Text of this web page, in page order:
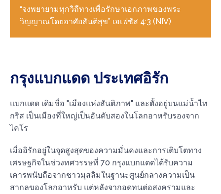
“จงพยายามทุกวิถีทางเพื่อรักษาเอกภาพของพระ
วิญญาณโดยอาศัยสันติสุข” เอเฟซัส 4:3 (NIV)
กรุงแบกแดด ประเทศอิรัก
แบกแดด เดิมชื่อ "เมืองแห่งสันติภาพ" และตั้งอยู่บนแม่น้ำไท
กริส เป็นเมืองที่ใหญ่เป็นอันดับสองในโลกอาหรับรองจาก
ไคโร
เมื่ออิรักอยู่ในจุดสูงสุดของความมั่นคงและการเติบโตทาง
เศรษฐกิจในช่วงทศวรรษที่ 70 กรุงแบกแดดได้รับความ
เคารพนับถือจากชาวมุสลิมในฐานะศูนย์กลางความเป็น
สากลของโลกอาหรับ แต่หลังจากอดทนต่อสงครามและ